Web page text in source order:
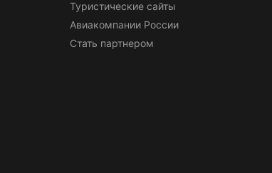
Туристические сайты
Авиакомпании России
Стать партнером